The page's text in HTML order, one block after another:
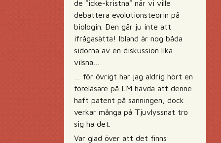
de ”icke-kristna” när vi ville
debattera evolutionsteorin på
biologin. Den går ju inte att
ifrågasätta! Ibland är nog båda
sidorna av en diskussion lika
vilsna…
… för övrigt har jag aldrig hört en
föreläsare på LM hävda att denne
haft patent på sanningen, dock
verkar många på Tjuvlyssnat tro
sig ha det.
Var glad över att det finns